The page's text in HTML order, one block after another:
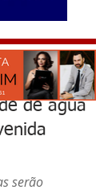
de água
serão